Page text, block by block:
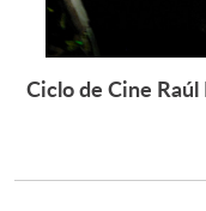
Ciclo de Cine Raúl